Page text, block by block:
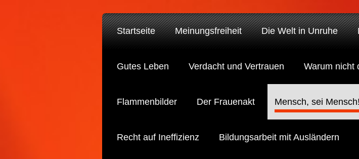
Startseite Meinungsfreiheit Die Welt in Unruhe
Gutes Leben Verdacht und Vertrauen Warum nicht
Flammenbilder Der Frauenakt Mensch, sei Mensch!
Recht auf Ineffizienz Bildungsarbeit mit Ausländern